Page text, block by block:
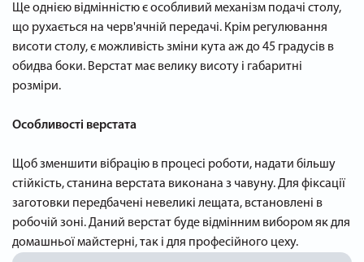
Ще однією відмінністю є особливий механізм подачі столу,
що рухається на черв'ячній передачі. Крім регулювання
висоти столу, є можливість зміни кута аж до 45 градусів в
обидва боки. Верстат має велику висоту і габаритні
розміри.
Особливості верстата
Щоб зменшити вібрацію в процесі роботи, надати більшу
стійкість, станина верстата виконана з чавуну. Для фіксації
заготовки передбачені невеликі лещата, встановлені в
робочій зоні. Даний верстат буде відмінним вибором як для
домашньої майстерні, так і для професійного цеху.